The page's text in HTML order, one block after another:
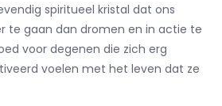
spiritueel kristal dat ons
te gaan dan dromen en in actie te
voor degenen die zich erg
voelen met het leven dat ze